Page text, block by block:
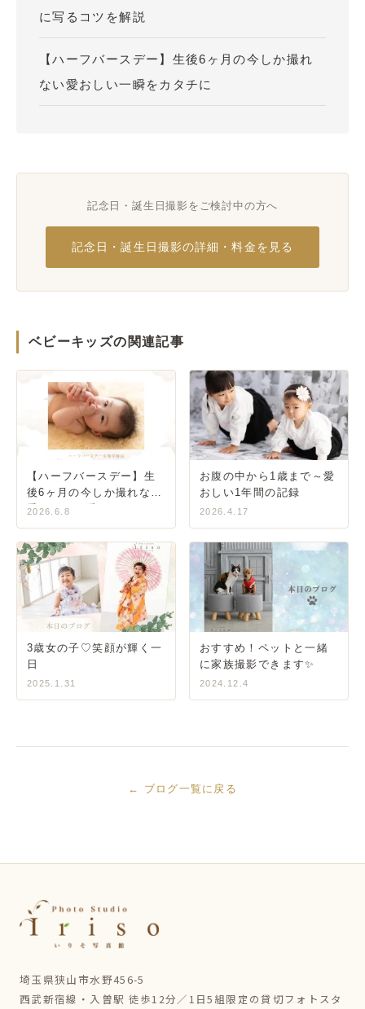
に写るコツを解説
【ハーフバースデー】生後6ヶ月の今しか撮れ
ない愛おしい一瞬をカタチに
記念日・誕生日撮影をご検討中の方へ
記念日・誕生日撮影の詳細・料金を見る
ベビーキッズの関連記事
【ハーフバースデー】生
後6ヶ月の今しか撮れない
愛おしい一瞬をカタチに
2026.6.8
お腹の中から1歳まで～愛
おしい1年間の記録
2026.4.17
3歳女の子♡笑顔が輝く一
日
2025.1.31
おすすめ！ペットと一緒
に家族撮影できます✨
2024.12.4
← ブログ一覧に戻る
埼玉県狭山市水野456-5
西武新宿線・入曽駅 徒歩12分／1日5組限定の貸切フォトスタ